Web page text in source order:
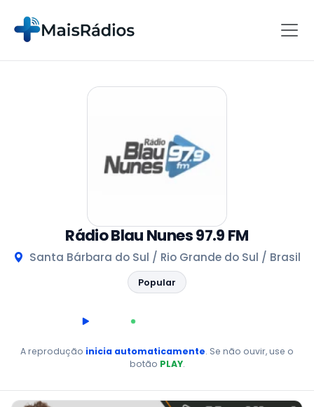
Rádio Blau Nunes 97.9 FM
Santa Bárbara do Sul / Rio Grande do Sul / Brasil
Popular
AO VIVO
A reprodução inicia automaticamente. Se não ouvir, use o
botão PLAY.